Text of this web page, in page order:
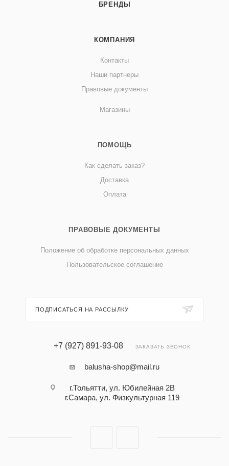
БРЕНДЫ
КОМПАНИЯ
Контакты
Наши партнеры
Правовые документы
Магазины
ПОМОЩЬ
Как сделать заказ?
Доставка
Оплата
ПРАВОВЫЕ ДОКУМЕНТЫ
Положение об обработке персональных данных
Пользовательское соглашение
ПОДПИСАТЬСЯ НА РАССЫЛКУ
+7 (927) 891-93-08 ЗАКАЗАТЬ ЗВОНОК
balusha-shop@mail.ru
г.Тольятти, ул. Юбилейная 2В
г.Самара, ул. Физкультурная 119